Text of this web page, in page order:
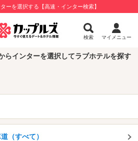
ーを選択する【高速・インター検索】
検索 マイメニュー
らインターを選択してラブホテルを探す
（すべて）